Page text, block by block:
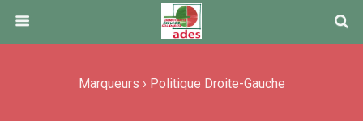
Marqueurs › Politique Droite-Gauche